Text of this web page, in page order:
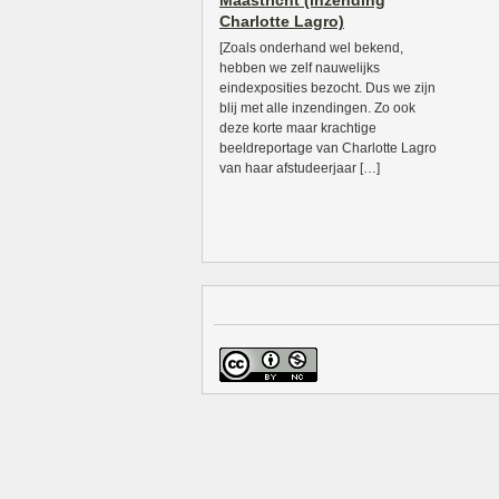
Charlotte Lagro)
[Zoals onderhand wel bekend,
hebben we zelf nauwelijks
eindexposities bezocht. Dus we zijn
blij met alle inzendingen. Zo ook
deze korte maar krachtige
beeldreportage van Charlotte Lagro
van haar afstudeerjaar […]